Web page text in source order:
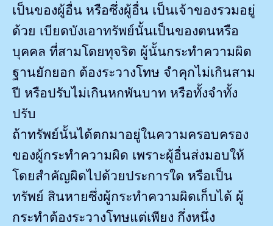
เป็นของผู้อื่น หรือซึ่งผู้อื่น เป็นเจ้าของรวมอยู่
ด้วย เบียดบังเอาทรัพย์นั้นเป็นของตนหรือ
บุคคล ที่สามโดยทุจริต ผู้นั้นกระทำความผิด
ฐานยักยอก ต้องระวางโทษ จำคุกไม่เกินสาม
ปี หรือปรับไม่เกินหกพันบาท หรือทั้งจำทั้ง
ปรับ
ถ้าทรัพย์นั้นได้ตกมาอยู่ในความครอบครอง
ของผู้กระทำความผิด เพราะผู้อื่นส่งมอบให้
โดยสำคัญผิดไปด้วยประการใด หรือเป็น
ทรัพย์ สินหายซึ่งผู้กระทำความผิดเก็บได้ ผู้
กระทำต้องระวางโทษแต่เพียง กึ่งหนึ่ง